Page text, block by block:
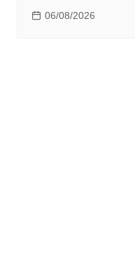
06/08/2026